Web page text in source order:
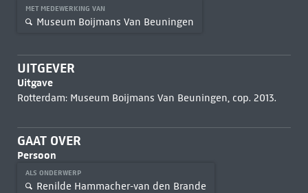
MET MEDEWERKING VAN
Museum Boijmans Van Beuningen
UITGEVER
Uitgave
Rotterdam: Museum Boijmans Van Beuningen, cop. 2013.
GAAT OVER
Persoon
ALS ONDERWERP
Renilde Hammacher-van den Brande